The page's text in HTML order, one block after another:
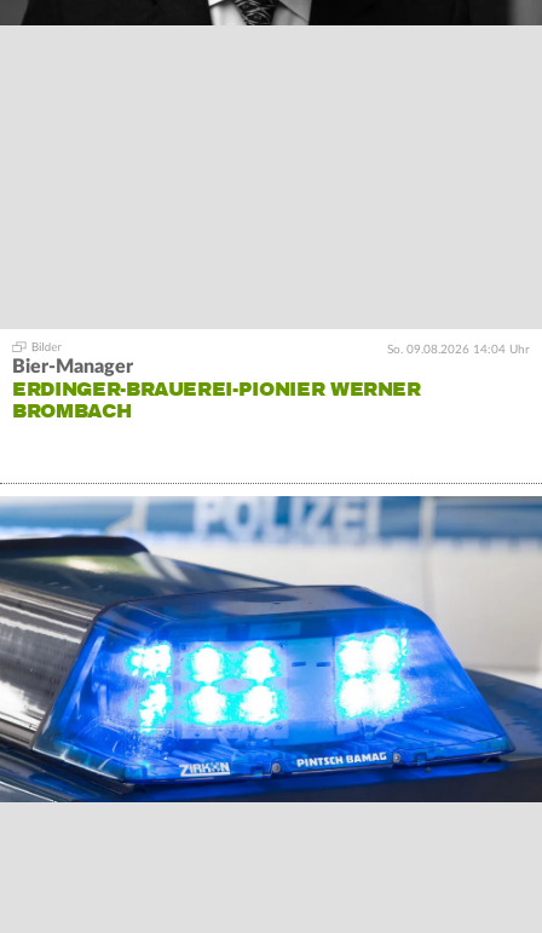
So. 09.08.2026 14:04 Uhr
Bier-Manager
ERDINGER-BRAUEREI-PIONIER WERNER
BROMBACH